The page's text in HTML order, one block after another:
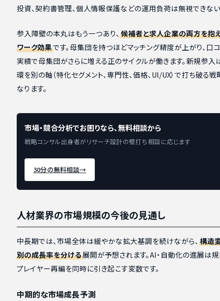
投資、契約書管理、個人情報保護などの運用負荷は無視できない
参入障壁の本丸はもう一つあり、 候補者と求人企業の両方を抱
ワーク効果です。母集団を持つほどマッチング精度が上がり、口
実績で母集団がさらに増える正のサイクルが働きます。新規参入
環を別の軸（特化セグメント、専門性、価格、UI/UX）で打ち破る
なります。
市場・競合分析でお困りなら、無料相談から
戦略コンサル出身者がリサーチ設計の壁打ち相談に応じます
30分の無料相談→
人材業界の市場規模の今後の見通し
中長期では、市場全体は緩やかな拡大基調を続けながら、 構造
別の成長率を分ける展開が予想されます。AI・自動化の進展は
プレイヤー再編を同時に引き起こす変数です。
中期的な市場成長予測